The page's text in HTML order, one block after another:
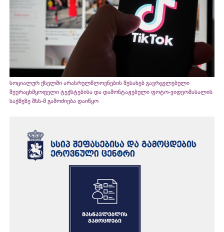
სოციალურ ქსელში არასრულწლოვნების შესახებ გავრცელებული
შეურაცხმყოფელი ტექსტებისა და დამონტაჟებული ფოტო-ვიდეომასალის
საქმეზე შსს-მ გამოძიება დაიწყო